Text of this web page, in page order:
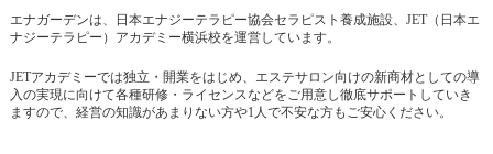
エナガーデンは、日本エナジーテラピー協会セラピスト養成施設、 JET（日本エ
ナジーテラピー）アカデミー横浜校を運営しています。
JETアカデミーでは独立・開業をはじめ、エステサロン向けの新商材としての導
入の実現に向けて各種研修・ライセンスなどをご用意し徹底サポートしていき
ますので、経営の知識があまりない方や1 人で不安な方もご安心ください。